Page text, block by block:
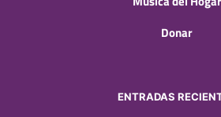
Donar
ENTRADAS